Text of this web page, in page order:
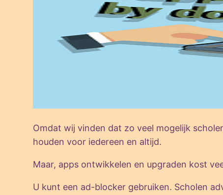
Omdat wij vinden dat zo veel mogelijk
houden voor iedereen en altijd.
Maar, apps ontwikkelen en upgraden kost
U kunt een ad-blocker gebruiken. Scholen